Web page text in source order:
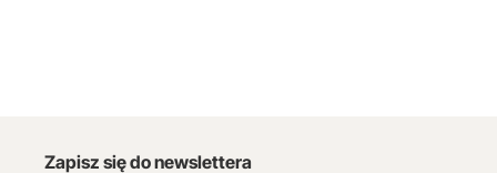
Zapisz się do newslettera